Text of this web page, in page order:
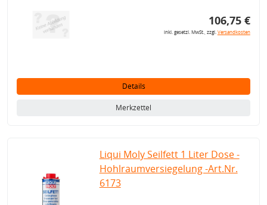
106,75 €
inkl. gesetzl. MwSt., zzgl.Versandkosten
Details
Merkzettel
Liqui Moly Seilfett 1 Liter Dose -
Hohlraumversiegelung -Art.Nr.
6173